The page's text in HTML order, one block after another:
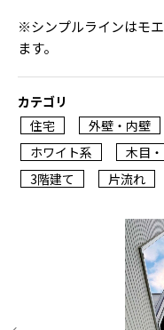
※シンプルラインはモ
ます。
カテゴリ
住宅
外壁・内壁
ホワイト系
木目
3階建て
片流れ